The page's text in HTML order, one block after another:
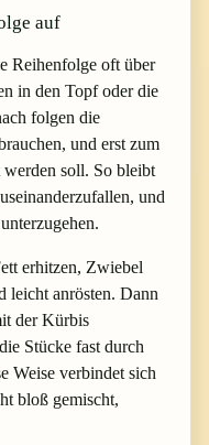
auf
Reihenfolge oft über
in den Topf oder die
folgen die
und erst zum
werden soll. So bleibt
und
erhitzen, Zwiebel
leicht anrösten. Dann
der Kürbis
Stücke fast durch
Weise verbindet sich
bloß gemischt,